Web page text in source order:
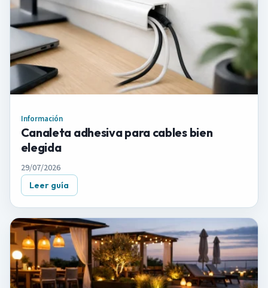
Información
Canaleta adhesiva para cables bien
elegida
29/07/2026
Leer guía